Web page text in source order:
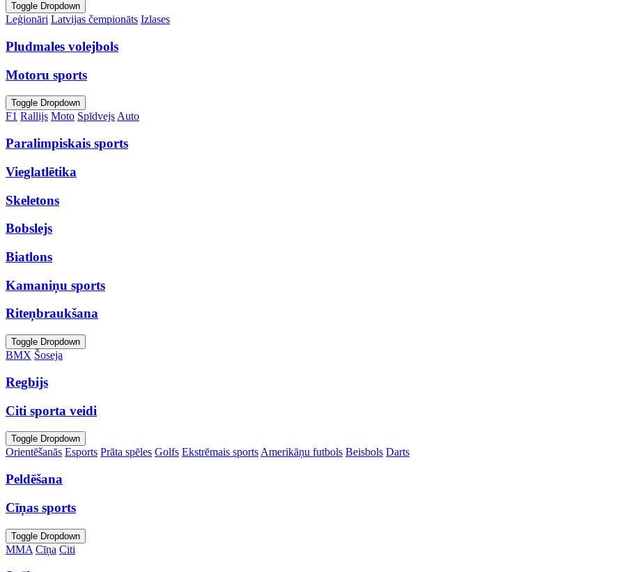
Toggle Dropdown
Leģionāri Latvijas čempionāts Izlases
Pludmales volejbols
Motoru sports
Toggle Dropdown
F1 Rallijs Moto SpīdvejsAuto
Paralimpiskais sports
Vieglatlētika
Skeletons
Bobslejs
Biatlons
Kamaniņu sports
Riteņbraukšana
Toggle Dropdown
BMX Šoseja
Regbijs
Citi sporta veidi
Toggle Dropdown
Orientēšanās Esports Prāta spēles Golfs Ekstrēmais sports Amerikāņu futbols Beisbols Darts
Peldēšana
Cīņas sports
Toggle Dropdown
MMA Cīņa Citi